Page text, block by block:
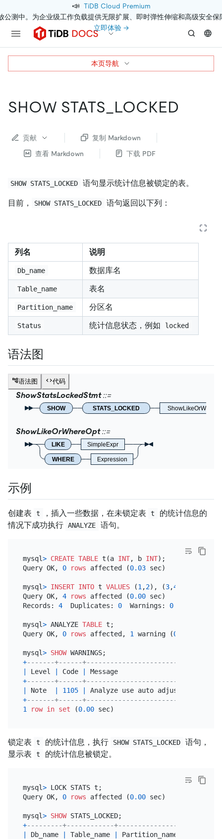
📣 TiDB Cloud Premium
公测中。为企业级工作负载提供无限扩展、即时弹性伸缩和高级安全保
立即体验 →
SHOW STATS_LOCKED
贡献
复制 Markdown
查看 Markdown
下载 PDF
SHOW STATS_LOCKED 语句显示统计信息被锁定的表。
目前， SHOW STATS_LOCKED 语句返回以下列：
列名 说明
Db_name 数据库名
Table_name 表名
Partition_name 分区名
Status 统计信息状态，例如 locked
语法图
语法图 代码
ShowStatsLockedStmt
SHOW STATS_LOCKED
ShowLikeOrWhereOpt
LIKE SimpleExpr
WHERE Expression
示例
创建表 t ，插入一些数据，在未锁定表 t
的统计信息的
情况下成功执行 ANALYZE 语句。
mysql> CREATE TABLE t(a INT, b INT);
Query OK, 0 rows affected (0.03 sec)
mysql> INSERT INTO t VALUES (1 ,2), (3,4
Query OK, 4 rows affected (0.00 sec)
Records: 4
  Duplicates:
0
  Warnings:
0
mysql> ANALYZE TABLE t;
Query OK, 0 rows affected, 1 warning (0.02
mysql> SHOW
+-------+------
|
Level | Code |
+-------+------
|
Note | 1105 |
Analyze use auto adjusted
+-------+------
1
row in set (0.00
锁定表 t 的统计信息，执行 SHOW STATS_LOCKED
语句，
显示表
t 的统计信息被锁定。
mysql> LOCK STATS t;
Query OK, 0 rows affected (0.00 sec)
mysql> SHOW
+---------+------------+----------------+--------+
Db_name Table_name Partition_name
本页导航